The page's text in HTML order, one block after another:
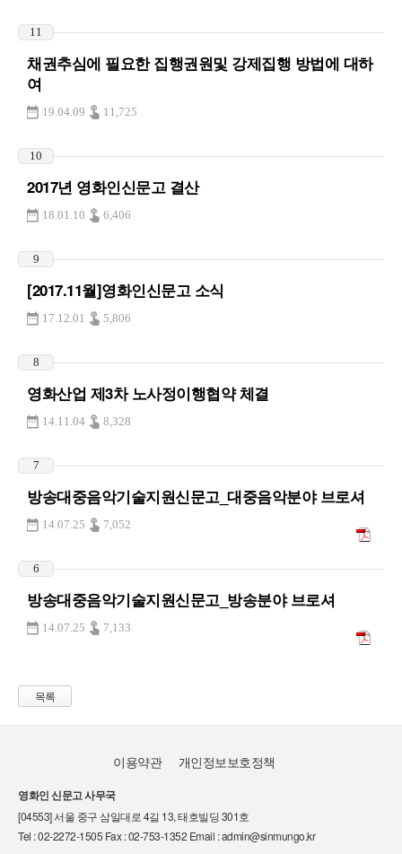
11
채권추심에 필요한 집행권원및 강제집행 방법에 대하
여
19.04.09 11,725
10
2017년 영화인신문고 결산
18.01.10 6,406
9
[2017.11월]영화인신문고 소식
17.12.01 5,806
8
영화산업 제3차 노사정이행협약 체결
14.11.04 8,328
7
방송대중음악기술지원신문고_대중음악분야 브로셔
14.07.25 7,052
6
방송대중음악기술지원신문고_방송분야 브로셔
14.07.25 7,133
목록
이용약관 개인정보보호정책
영화인 신문고 사무국
[04553] 서울 중구 삼일대로 4길 13, 태호빌딩 301호
Tel : 02-2272-1505 Fax : 02-753-1352 Email : admin@sinmungo.kr